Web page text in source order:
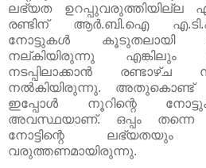
ലഭ്യത
രണ്ടിന് ആര്‍.ബി.ഐ
നോട്ടുകള്‍ കൂടുതലായി
നല്കിയിരുന്നു എങ്കിലും
നടപ്പിലാക്കാന്‍
നല്‍കിയിരുന്നു. അതുകൊണ്ട്
ഇപ്പോള്‍ നൂറിന്റെ
അവസ്ഥയാണ്. ഒപ്പം തന്നെ
നോട്ടിന്റെ
വരുത്തണമായിരുന്നു.